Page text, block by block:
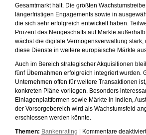
Gesamtmarkt hält. Die größten
längerfristigen Engagements sowie in
die sich sehr erfolgreich entwickelt haben.
Prozent des Neugeschäfts auf Märkte
wächst die digitale Vermögensverwaltung stark,
diese Dienste in weitere europäische Märkte
Auch im Bereich strategischer Akquisitionen
fünf Übernahmen erfolgreich integriert wurden.
Unternehmen offen für weitere Transaktionen
konkreten Pläne vorliegen. Besonders
Einlagenplattformen sowie Märkte in Indien,
der Vorsorgebereich wird als Wachstumsfeld
erschlossen werden könnte.
Themen: Bankenrating Kommentare deaktiviert